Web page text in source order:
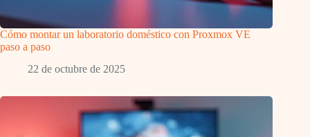
Cómo montar un laboratorio doméstico con Proxmox VE
paso a paso
22 de octubre de 2025